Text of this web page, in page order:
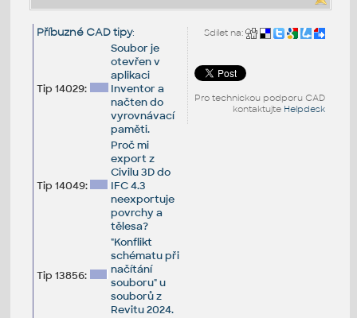
Sdílet na:
Pro technickou podporu CAD
kontaktujte Helpdesk
Příbuzné CAD tipy:
Tip 14029:
Soubor je
otevřen v
aplikaci
Inventor a
načten do
vyrovnávací
paměti.
Tip 14049:
Proč mi
export z
Civilu 3D do
IFC 4.3
neexportuje
povrchy a
tělesa?
Tip 13856:
"Konflikt
schématu při
načítání
souboru" u
souborů z
Revitu 2024.